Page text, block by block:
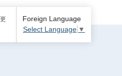
Foreign Language
Select Language ▼